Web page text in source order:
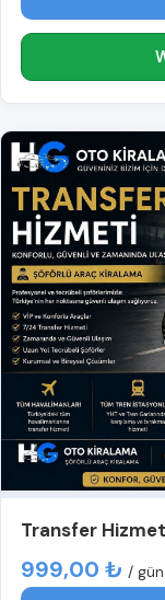
Transfer
999,00 ₺ / gün